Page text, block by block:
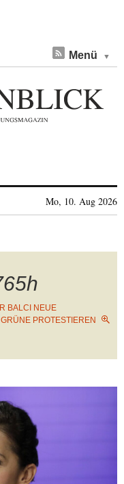
Menü
Mo, 10. Aug 2026
BALCI NEUE
PROTESTIEREN